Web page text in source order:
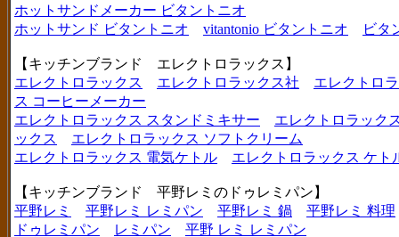
ホットサンドメーカー ビタントニオ
ホットサンド ビタントニオ
vitantonio ビタントニオ ビタ
【キッチンブランド エレクトロラックス】
エレクトロラックス
エレクトロラックス社
エレクトロ
ス コーヒーメーカー
エレクトロラックス スタンドミキサー
エレクトロラック
ックス
エレクトロラックス ソフトクリーム
エレクトロラックス 電気ケトル
エレクトロラックス ケト
【キッチンブランド 平野レミのドゥレミパン】
平野レミ
平野レミ レミパン 平野レミ 鍋
平野レミ 料理
ドゥレミパン
レミパン 平野 レミ レミパン